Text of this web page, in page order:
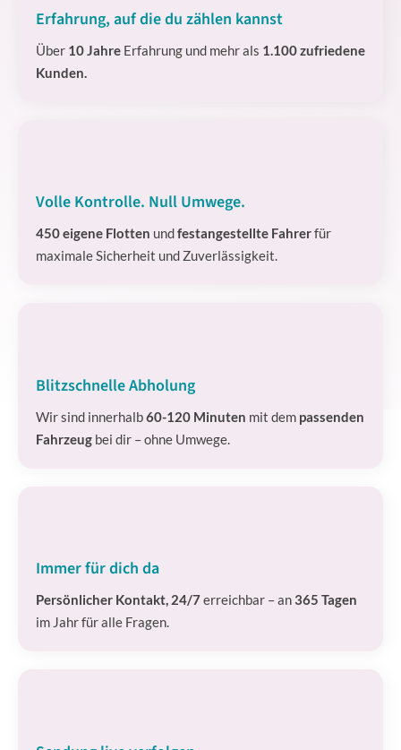
Erfahrung, auf die du zählen kannst
Über 10 Jahre Erfahrung und mehr als 1.100 zufriedene
Kunden.
Volle Kontrolle. Null Umwege.
450 eigene Flotten undfestangestellte Fahrerfür
maximale Sicherheit und Zuverlässigkeit.
Blitzschnelle Abholung
Wir sind innerhalb60-120 Minuten mit dem passenden
Fahrzeug bei dir – ohne Umwege.
Immer für dich da
Persönlicher Kontakt, 24/7erreichbar – an365 Tagen
im Jahr für alle Fragen.